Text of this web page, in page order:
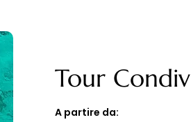
Tour
A partire da: